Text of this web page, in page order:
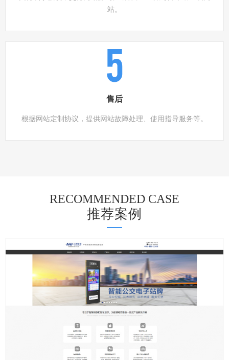
站。
5
售后
根据网站定制协议，提供网站故障处理、使用指导服务等。
RECOMMENDED CASE
推荐案例